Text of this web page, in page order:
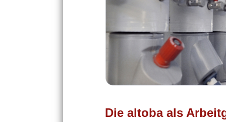
Die altoba als